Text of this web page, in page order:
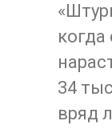
34
вряд